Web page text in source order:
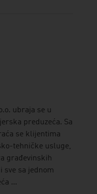
ubraja se u
preduzeća. Sa
se klijentima
tehničke usluge,
građevinskih
sve sa jednom
...